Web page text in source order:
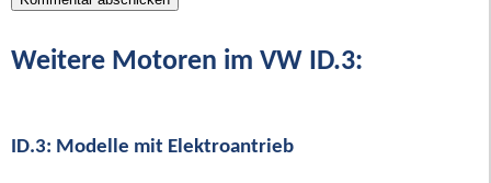
Weitere Motoren im VW ID.3:
ID.3: Modelle mit Elektroantrieb